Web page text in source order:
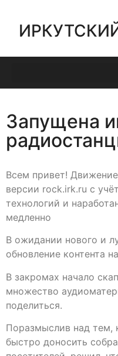
Запущена
Всем привет!
версии rock.irk.ru с
технологий и
медленно
В ожидании нового и
обновление контента
В закромах начало
множество
поделиться.
Поразмыслив над тем,
быстро доносить